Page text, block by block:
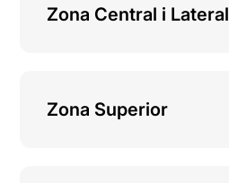
Zona Central i Lateral
Zona Superior